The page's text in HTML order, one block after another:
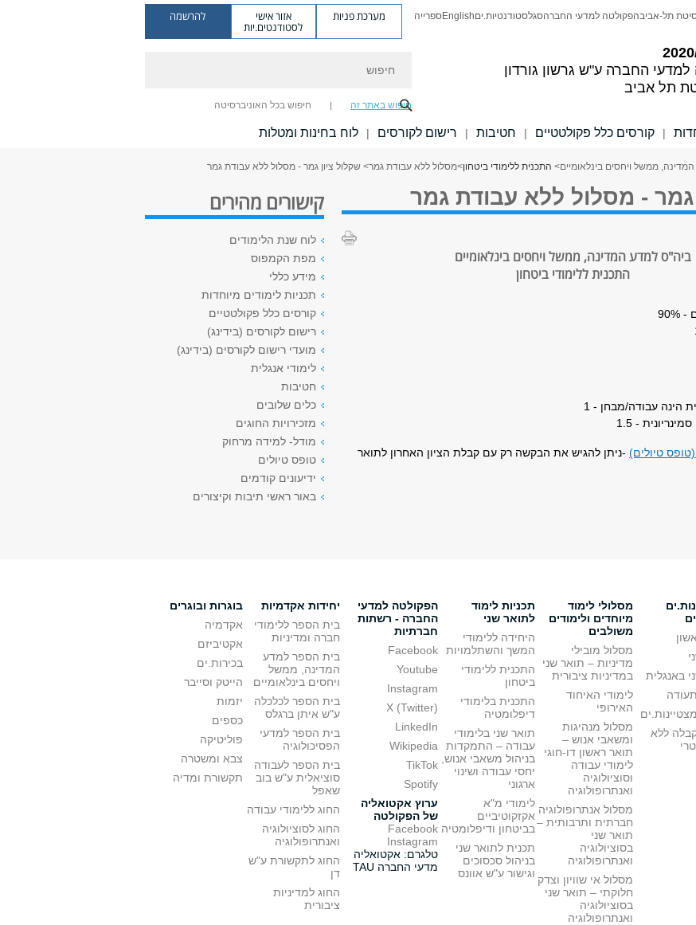
למדעי החברה ע"ש גרשון גורדון
תל אביב
תל-אביבהפקולטה למדעי החברהסגלסטודנטיות.יםEnglishספרייה מערכת פניות אזור אישי
לסטודנטים.יות
להרשמה
חיפוש באתר זה חיפוש בכל האוניברסיטה
| קורסים כלל פקולטטיים | חטיבות | רישום לקורסים | לוח בחינות ומטלות
ממשל ויחסים בינלאומיים> התכנית ללימודי ביטחון>מסלול ללא עבודת גמר> שקלול ציון גמר - מסלול ללא עבודת גמר
גמר - מסלול ללא עבודת גמר
ביה"ס למדע המדינה, ממשל ויחסים בינלאומיים
התכנית ללימודי ביטחון
הינה עבודה/מבחן - 1
- 1.5
טיולים) -ניתן להגיש את הבקשה רק עם קבלת הציון האחרון לתואר
קישורים מהירים
לוח שנת הלימודים
מפת הקמפוס
מידע כללי
תכניות לימודים מיוחדות
קורסים כלל פקולטטיים
רישום לקורסים (בידינג)
מועדי רישום לקורסים (בידינג)
לימודי אנגלית
חטיבות
כלים שלובים
מזכירויות החוגים
מודל- למידה מרחוק
טופס טיולים
ידיעונים קודמים
באור ראשי תיבות וקיצורים
באנגלית
ללא
מסלולי לימוד
מיוחדים ולימודים
משולבים
מסלול מובילי
מדיניות – תואר שני
במדיניות ציבורית
לימודי האיחוד
האירופי
מסלול מנהיגות
ומשאבי אנוש –
תואר ראשון דו-חוגי
לימודי עבודה
וסוציולוגיה
ואנתרופולוגיה
מסלול אנתרופולוגיה
חברתית ותרבותית –
תואר שני
בסוציולוגיה
ואנתרופולוגיה
מסלול אי שוויון וצדק
חלוקתי – תואר שני
בסוציולוגיה
ואנתרופולוגיה
תכניות לימוד
לתואר שני
היחידה ללימודי
המשך והשתלמויות
התכנית ללימודי
ביטחון
התכנית בלימודי
דיפלומטיה
תואר שני בלימודי
עבודה – התמקדות
בניהול משאבי אנוש,
יחסי עבודה ושינוי
ארגוני
לימודי מ"א
אקזקוטיביים
בביטחון ודיפלומטיה
תכנית לתואר שני
בניהול סכסוכים
וגישור ע"ש אוונס
הפקולטה למדעי
החברה - רשתות
חברתיות
Facebook
Youtube
Instagram
X (Twitter)
LinkedIn
Wikipedia
TikTok
Spotify
ערוץ אקטואליה
של הפקולטה
Facebook
Instagram
טלגרם: אקטואליה
מדעי החברה TAU
יחידות אקדמיות
בית הספר ללימודי
חברה ומדיניות
בית הספר למדע
המדינה, ממשל
ויחסים בינלאומיים
בית הספר לכלכלה
ע"ש איתן ברגלס
בית הספר למדעי
הפסיכולוגיה
בית הספר לעבודה
סוציאלית ע"ש בוב
שאפל
החוג ללימודי עבודה
החוג לסוציולוגיה
ואנתרופולוגיה
החוג לתקשורת ע"ש
דן
החוג למדיניות
ציבורית
בוגרות ובוגרים
אקדמיה
אקטיביזם
בכירות.ים
הייטק וסייבר
יזמות
כספים
פוליטיקה
צבא ומשטרה
תקשורת ומדיה